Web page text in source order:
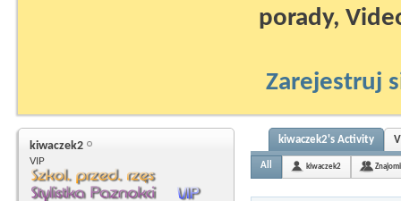
porady,
Zarejestruj
kiwaczek2
VIP
kiwaczek2's Activity
All kiwaczek2 Znajomi